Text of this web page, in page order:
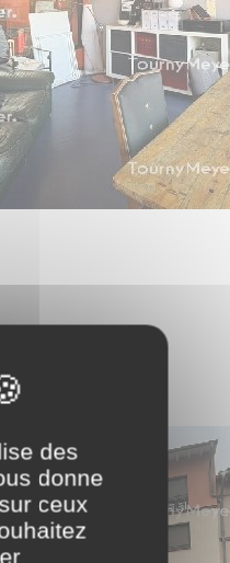
des
donne
ceux